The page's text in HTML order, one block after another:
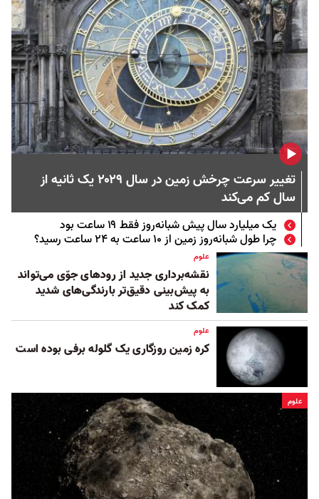
تغییر سرعت چرخش زمین در سال ۲۰۲۹ یک ثانیه از
سال کم می‌کند
یک میلیارد سال پیش شبانه‌روز فقط ۱۹ ساعت بود
چرا طول شبانه‌روز زمین از ۱۰ ساعت به ۲۴ ساعت رسید؟
علوم
نقشه‌برداری جدید از رود‌های جوّی می‌تواند
به پیش‌بینی دقیق‌تر بارندگی‌های شدید
کمک کند
علوم
کره زمین روزگاری یک گلوله برفی بوده است
علوم